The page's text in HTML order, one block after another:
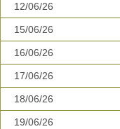
12/06/26
15/06/26
16/06/26
17/06/26
18/06/26
19/06/26